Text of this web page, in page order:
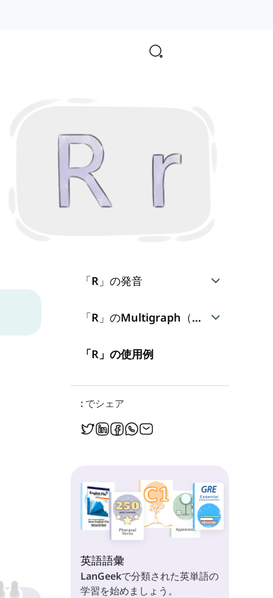
「R」の発音
音: /r/
「R」のMultigraph（複合文字）
rr
wr
rh
「R」の使用例
: でシェア
英語語彙
LanGeekで分類された英単語の
学習を始めましょう。